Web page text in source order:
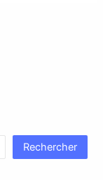
Rechercher